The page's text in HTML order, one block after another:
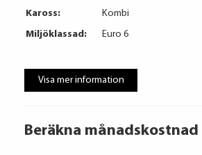
Beräkna månadskostnad
Kaross:
Kombi
Miljöklassad:
Euro 6
Visa mer information